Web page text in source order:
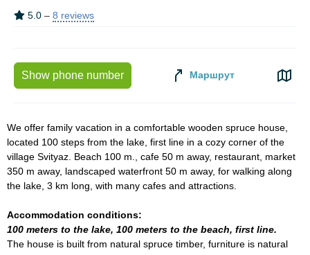
5.0 – 8 reviews
Show phone number Маршрут
We offer family vacation in a comfortable wooden spruce house,
located 100 steps from the lake, first line in a cozy corner of the
village Svityaz. Beach 100 m., cafe 50 m away, restaurant, market
350 m away, landscaped waterfront 50 m away, for walking along
the lake, 3 km long, with many cafes and attractions.
Accommodation conditions:
100 meters to the lake, 100 meters to the beach, first line.
The house is built from natural spruce timber, furniture is natural